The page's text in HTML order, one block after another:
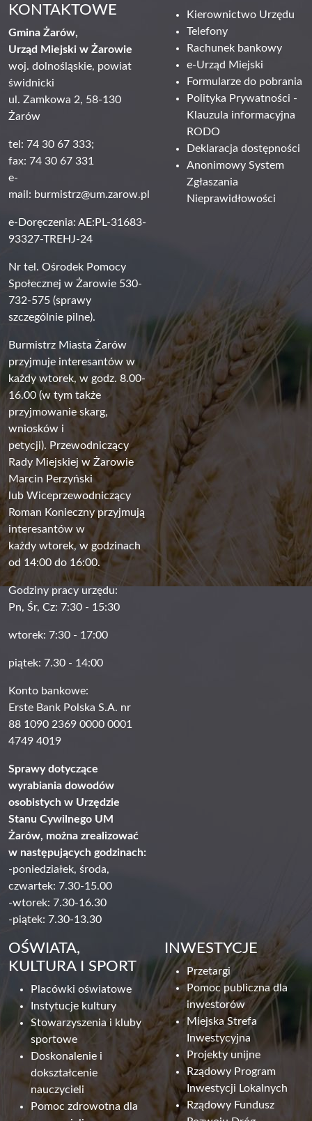
KONTAKTOWE
Gmina Żarów,
Urząd Miejski w Żarowie
woj. dolnośląskie, powiat
świdnicki
ul. Zamkowa 2, 58-130
Żarów
tel: 74 30 67 333;
fax: 74 30 67 331
e-
mail: burmistrz@um.zarow.pl
e-Doręczenia: AE:PL-31683-
93327-TREHJ-24
Nr tel. Ośrodek Pomocy
Społecznej w Żarowie 530-
732-575 (sprawy
szczególnie pilne).
Burmistrz Miasta Żarów
przyjmuje interesantów w
każdy wtorek, w godz. 8.00-
16.00 (w tym także
przyjmowanie skarg,
wniosków i
petycji). Przewodniczący
Rady Miejskiej w Żarowie
Marcin Perzyński
lub Wiceprzewodniczący
Roman Konieczny przyjmują
interesantów w
każdy wtorek, w godzinach
od 14:00 do 16:00.
Godziny pracy urzędu:
Pn, Śr, Cz: 7:30 - 15:30
wtorek: 7:30 - 17:00
piątek: 7.30 - 14:00
Konto bankowe:
Erste Bank Polska S.A. nr
88 1090 2369 0000 0001
4749 4019
Sprawy dotyczące
wyrabiania dowodów
osobistych w Urzędzie
Stanu Cywilnego UM
Żarów, można zrealizować
w następujących godzinach:
-poniedziałek, środa,
czwartek: 7.30-15.00
-wtorek: 7.30-16.30
-piątek: 7.30-13.30
Kierownictwo Urzędu
Telefony
Rachunek bankowy
e-Urząd Miejski
Formularze do pobrania
Polityka Prywatności -
Klauzula informacyjna
RODO
Deklaracja dostępności
Anonimowy System
Zgłaszania
Nieprawidłowości
OŚWIATA,
KULTURA I SPORT
Placówki oświatowe
Instytucje kultury
Stowarzyszenia i kluby
sportowe
Doskonalenie i
dokształcenie
nauczycieli
Pomoc zdrowotna dla
INWESTYCJE
Przetargi
Pomoc publiczna dla
inwestorów
Miejska Strefa
Inwestycyjna
Projekty unijne
Rządowy Program
Inwestycji Lokalnych
Rządowy Fundusz